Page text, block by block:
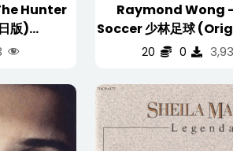
Hunter
版)
Raymond Wong
Soccer 少林足球
Picture Soundtrack
(WAV/16/44.1/
20 0